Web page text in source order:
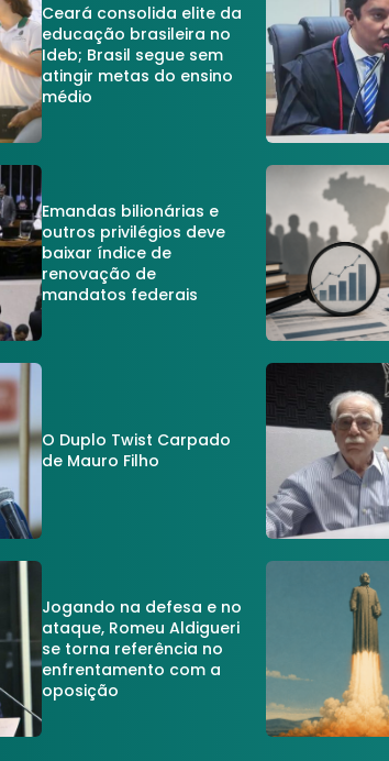
Ceará consolida elite da
educação brasileira no
Ideb; Brasil segue sem
atingir metas do ensino
médio
Emandas bilionárias e
outros privilégios deve
baixar índice de
renovação de
mandatos federais
O Duplo Twist Carpado
de Mauro Filho
Jogando na defesa e no
ataque, Romeu Aldigueri
se torna referência no
enfrentamento com a
oposição